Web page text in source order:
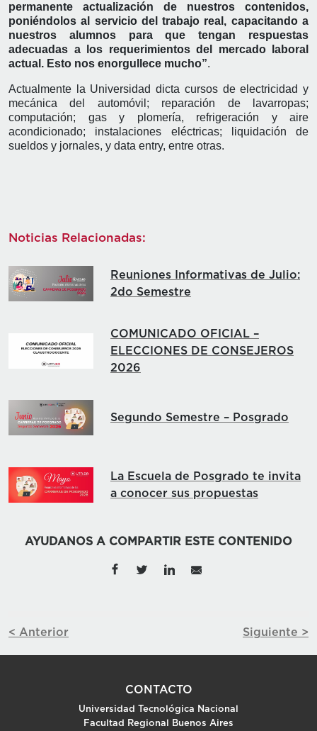
permanente actualización de nuestros contenidos,
poniéndolos al servicio del trabajo real, capacitando a
nuestros alumnos para que tengan respuestas
adecuadas a los requerimientos del mercado laboral
actual. Esto nos enorgullece mucho”.
Actualmente la Universidad dicta cursos de electricidad y
mecánica del automóvil; reparación de lavarropas;
computación; gas y plomería, refrigeración y aire
acondicionado; instalaciones eléctricas; liquidación de
sueldos y jornales, y data entry, entre otras.
Noticias Relacionadas:
Reuniones Informativas de Julio:
2do Semestre
COMUNICADO OFICIAL –
ELECCIONES DE CONSEJEROS
2026
Segundo Semestre – Posgrado
La Escuela de Posgrado te invita
a conocer sus propuestas
AYUDANOS A COMPARTIR ESTE CONTENIDO
< Anterior Siguiente >
CONTACTO
Universidad Tecnológica Nacional
Facultad Regional Buenos Aires